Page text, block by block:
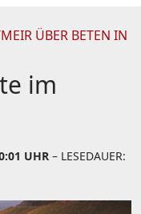
ÜBER BETEN IN
im
UHR – LESEDAUER: